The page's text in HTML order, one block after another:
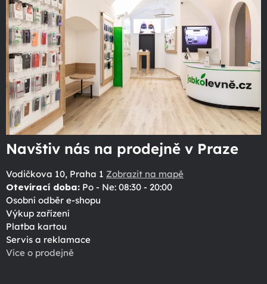
Navštiv nás na prodejně v Praze
Vodičkova 10, Praha 1 Zobrazit na mapě
Otevírací doba: Po - Ne: 08:30 - 20:00
Osobní odběr e-shopu
Výkup zařízení
Platba kartou
Servis a reklamace
Více o prodejně